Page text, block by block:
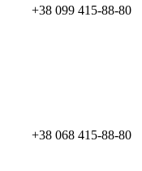
+38 099 415-88-80
+38 068 415-88-80